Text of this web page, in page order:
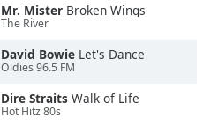
Mr. Mister Broken Wings
The River
David Bowie Let's Dance
Oldies 96.5 FM
Dire Straits Walk of Life
Hot Hitz 80s